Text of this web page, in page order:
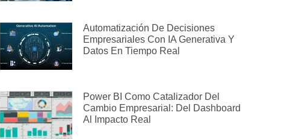
Automatización De Decisiones
Empresariales Con IA Generativa Y
Datos En Tiempo Real
Power BI Como Catalizador Del
Cambio Empresarial: Del Dashboard
Al Impacto Real